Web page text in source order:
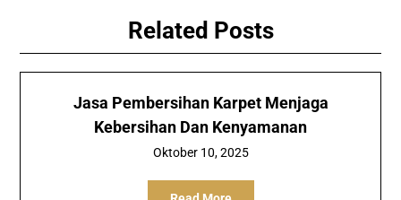
Related Posts
Jasa Pembersihan Karpet Menjaga
Kebersihan Dan Kenyamanan
Oktober 10, 2025